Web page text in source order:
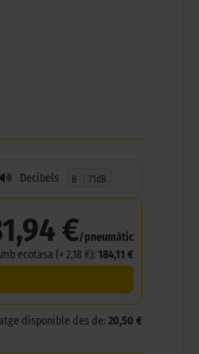
Decibels B
71dB
€/pneumàtic
ecotasa (+ 2,18 €): 184,11 €
disponible des de: 20,50 €